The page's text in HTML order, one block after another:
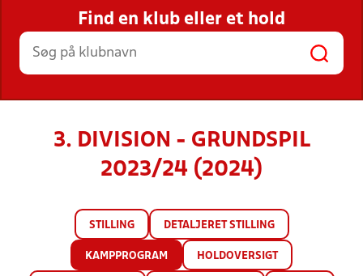
STILLINGER, RESULTATER, KLUBBER OG
HOLD
Find en klub eller et hold
3. DIVISION - GRUNDSPIL
2023/24 (2024)
STILLING DETALJERET STILLING
KAMPPROGRAM HOLDOVERSIGT